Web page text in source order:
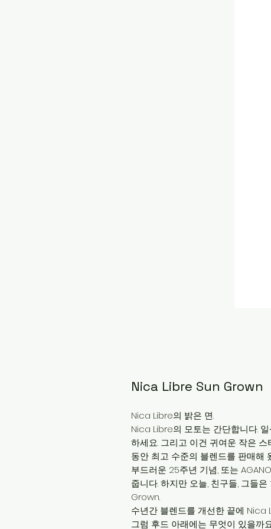
Nica Libre Sun Grown
Nica Libre의 밝은 면.
Nica Libre의 모토는 간단합니다.
하세요. 그리고 이건 귀여운 작은
동안 최고 수준의 블렌드를 판매해
부드러운 25주년 기념, 또는
줍니다. 하지만 오늘, 친구들, 그들
Grown.
수년간 블렌드를 개선한 끝에
그럼 후드 아래에는 무엇이 있을까